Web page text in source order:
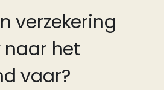
verzekering
naar het
vaar?